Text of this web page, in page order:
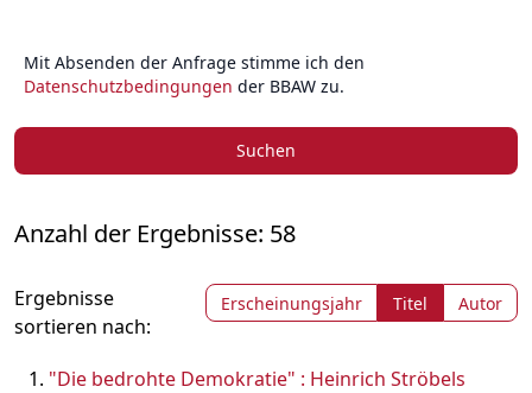
Mit Absenden der Anfrage stimme ich den
Datenschutzbedingungen der BBAW zu.
Suchen
Anzahl der Ergebnisse: 58
Ergebnisse
sortieren nach:
Erscheinungsjahr Titel Autor
"Die bedrohte Demokratie" : Heinrich Ströbels